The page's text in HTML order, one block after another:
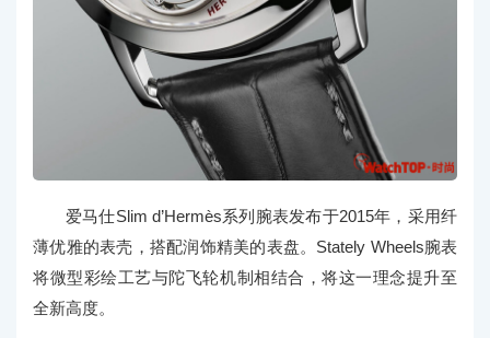
爱马仕Slim d’Hermès系列腕表发布于2015年，采用纤
薄优雅的表壳，搭配润饰精美的表盘。Stately Wheels腕表
将微型彩绘工艺与陀飞轮机制相结合，将这一理念提升至
全新高度。